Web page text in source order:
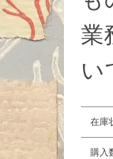
業
い
在庫
購入